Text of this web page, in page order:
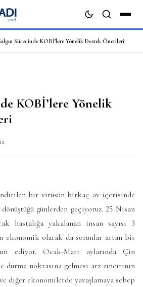
Sürecinde KOBİ’lere Yönelik Destek Önerileri
KOBİ’lere Yönelik
bir virüsün birkaç ay içerisinde
günlerden geçiyoruz. 25 Nisan
hastalığa yakalanan insan sayısı 3
ekonomik olarak da sorunlar artan bir
ediyor. Ocak-Mart aylarında Çin
durma noktasına gelmesi arz zincirinin
diğer ekonomilerde yavaşlamaya sebep